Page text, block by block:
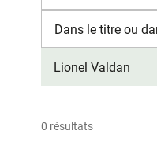
0 résultats